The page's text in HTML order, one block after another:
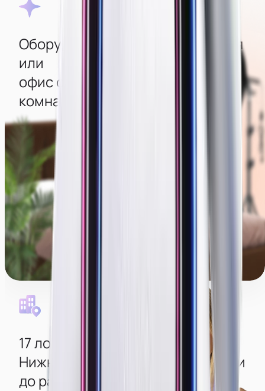
Оборудованная квартира‑студия
или
офис с изолированными
комнатами
Во всех комнатах создана атмосфера уюта, есть
стильный интерьер и мощные компьютеры с
большими современными мониторами
для удобства работы. Для качественной съемки
есть камеры, свет, дополнительная техника и
декор, создающие отличную картинку.
Смотреть фото мест →
17 локаций
в разных районах
Нижней Туры
для удобной дороги
до работы из любого района